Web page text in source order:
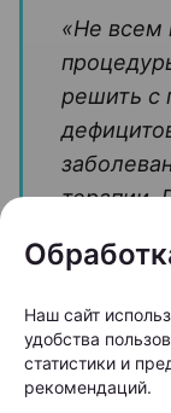
«Не всем
решить с
терапии.
Именно
Наш сайт
удобства
статистики и
рекомендаций.